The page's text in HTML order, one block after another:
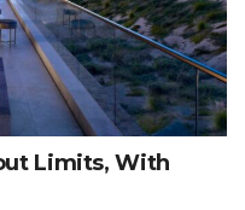
Limits, With